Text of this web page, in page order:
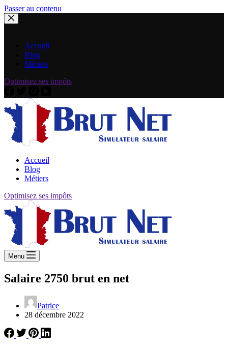
Passer au contenu
Accueil
Blog
Métiers
Optimisez ses impôts
Accueil
Blog
Métiers
Optimisez ses impôts
Menu
Salaire 2750 brut en net
Patrice
28 décembre 2022